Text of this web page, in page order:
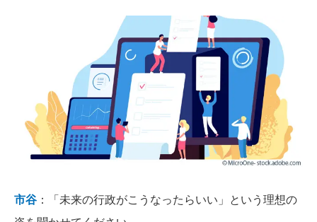
市谷 ：「未来の行政がこうなったらいい」という理想の